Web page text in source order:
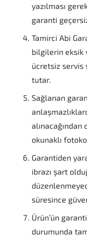
yazılması
garanti
Tamirci Abi
bilgilerin eksik
ücretsiz servis
tutar.
Sağlanan
okunaklı
Garantiden
ibrazı şart
süresince
Ürün’ün
durumunda